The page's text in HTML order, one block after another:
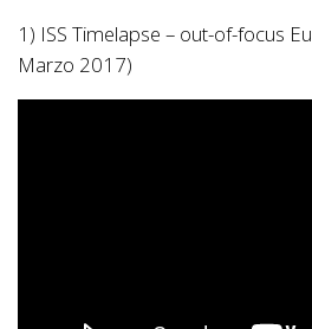
1) ISS Timelapse – out-of-focus
Marzo 2017)